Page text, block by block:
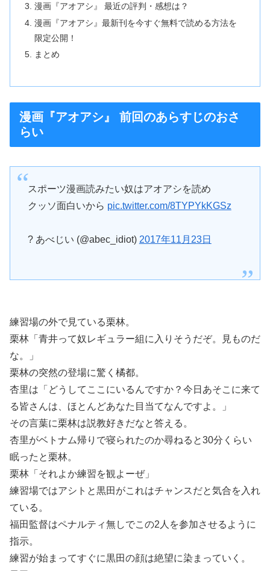
漫画『アオアシ』 最近の評判・感想は？
漫画『アオアシ』最新刊を今すぐ無料で読める方法を
限定公開！
まとめ
漫画『アオアシ』 前回のあらすじのおさ
らい
スポーツ漫画読みたい奴はアオアシを読め
クッソ面白いから pic.twitter.com/8TYPYkKGSz
? あべじい (@abec_idiot) 2017年11月23日
練習場の外で見ている栗林。
栗林「青井って奴レギュラー組に入りそうだぞ。見ものだ
な。」
栗林の突然の登場に驚く橘都。
杏里は「どうしてここにいるんですか？今日あそこに来て
る皆さんは、ほとんどあなた目当てなんですよ。」
その言葉に栗林は説教好きだなと答える。
杏里がベトナム帰りで寝られたのか尋ねると30分くらい
眠ったと栗林。
栗林「それよか練習を観よーぜ」
練習場ではアシトと黒田がこれはチャンスだと気合を入れ
ている。
福田監督はペナルティ無しでこの2人を参加させるように
指示。
練習が始まってすぐに黒田の顔は絶望に染まっていく。